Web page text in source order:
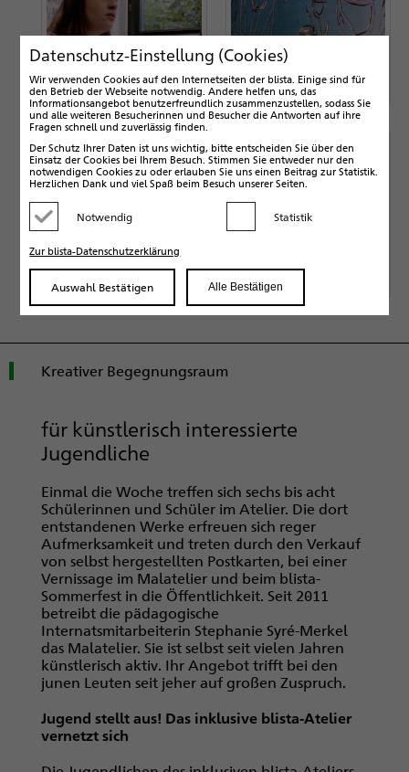
Kreativer Begegnungsraum
für künstlerisch interessierte
Jugendliche
Einmal die Woche treffen sich sechs bis acht
Schülerinnen und Schüler im Atelier. Die dort
entstandenen Werke erfreuen sich reger
Aufmerksamkeit und treten durch den Verkauf
von selbst hergestellten Postkarten, bei einer
Vernissage im Malatelier und beim blista-
Sommerfest in die Öffentlichkeit. Seit 2011
betreibt die pädagogische
Internatsmitarbeiterin Stephanie Syré-Merkel
das Malatelier. Sie ist selbst seit vielen Jahren
künstlerisch aktiv. Ihr Angebot trifft bei den
junen Leuten seit jeher auf großen Zuspruch.
Jugend stellt aus! Das inklusive blista-Atelier
vernetzt sich
Datenschutz-Einstellung (Cookies)
Wir verwenden Cookies auf den Internetseiten der blista. Einige sind für
den Betrieb der Webseite notwendig. Andere helfen uns, das
Informationsangebot benutzerfreundlich zusammenzustellen, sodass Sie
und alle weiteren Besucherinnen und Besucher die Antworten auf ihre
Fragen schnell und zuverlässig finden.
Der Schutz Ihrer Daten ist uns wichtig, bitte entscheiden Sie über den
Einsatz der Cookies bei Ihrem Besuch. Stimmen Sie entweder nur den
notwendigen Cookies zu oder erlauben Sie uns einen Beitrag zur Statistik.
Herzlichen Dank und viel Spaß beim Besuch unserer Seiten.
Notwendig Statistik
Zur blista-Datenschutzerklärung
Auswahl Bestätigen Alle Bestätigen